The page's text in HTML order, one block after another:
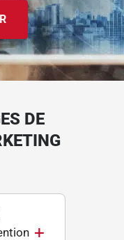
DE